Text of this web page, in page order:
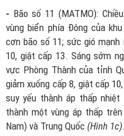
- Bão số 11 (MATMO):
vùng biển phía Đông của
cơn bão số 11; sức gió
10, giật cấp 13. Sáng sớm
vực Phòng Thành của tỉnh
giảm xuống cấp 8, giật cấp
suy yếu thành áp thấp
thành một vùng áp thấp
Nam) và Trung Quốc (Hình 1c).